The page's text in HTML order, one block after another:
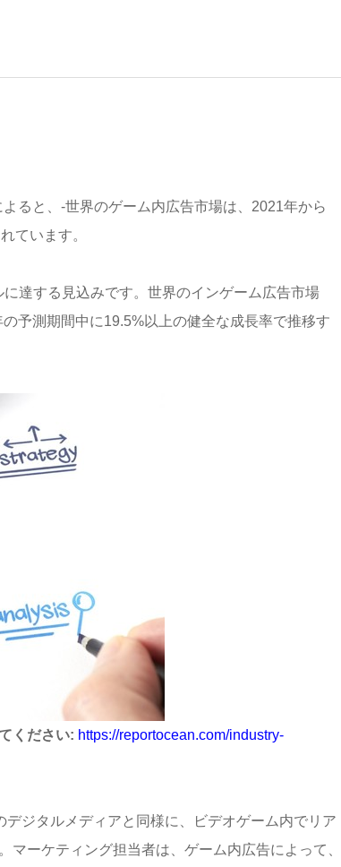
ると、-世界のゲーム内広告市場は、2021年から
ています。
達する見込みです。世界のインゲーム広告市場
予測期間中に19.5%以上の健全な成長率で推移す
ください: https://reportocean.com/industry-
ジタルメディアと同様に、ビデオゲーム内でリア
ーケティング担当者は、ゲーム内広告によって、